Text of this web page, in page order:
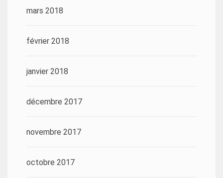
mars 2018
février 2018
janvier 2018
décembre 2017
novembre 2017
octobre 2017